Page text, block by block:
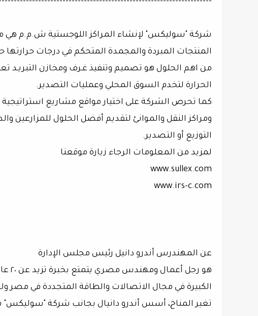
شركة "سوليكس" لإنشاء المراكز اللوجستية ش.م.م هي
المنتجات المبردة والمجمدة المتحكم في درجات
من اهم الحلول هو تصميم وتنفيذ غـرف ومخازن
الحرارة لتخدم السوق المحلي وعمليات التصدير.
كما تحرص الشركة على اختيار مواقع مشاريع
ومراكز النقل والموانئ لتقديم أفضل الحلول للمزارعين
التوزيع أو التصدير.
لمزيد من المعلومات الرجاء زيارة موقعنا
www.sullex.com
www.irs-c.com
عن المهندرس أندرو دانيل رئيس مجلس الإدارة
هو
الكبيرة في مجال الاتصالات والطاقة المتجددة في مصر